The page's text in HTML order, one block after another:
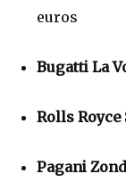
euros
Bugatti La
Rolls
Pagani